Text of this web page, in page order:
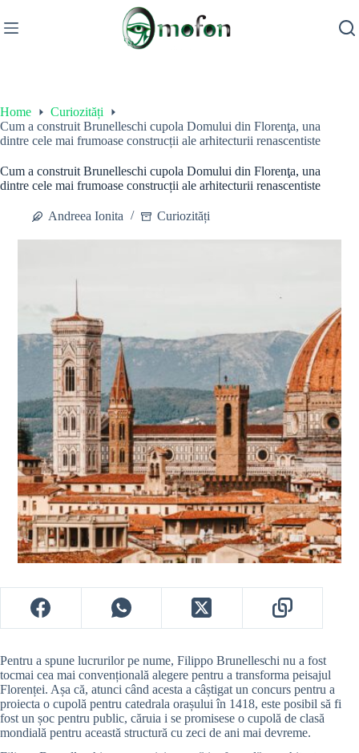
to
content
Home
Curiozități
Cum a construit Brunelleschi cupola Domului din Florenţa, una
dintre cele mai frumoase construcții ale arhitecturii renascentiste
Cum a construit Brunelleschi cupola Domului din Florenţa, una
dintre cele mai frumoase construcții ale arhitecturii renascentiste
Andreea Ionita Curiozități
Pentru a spune lucrurilor pe nume, Filippo Brunelleschi nu a fost
tocmai cea mai convențională alegere pentru a transforma peisajul
Florenței. Așa că, atunci când acesta a câștigat un concurs pentru a
proiecta o cupolă pentru catedrala orașului în 1418, este posibil să fi
fost un șoc pentru public, căruia i se promisese o cupolă de clasă
mondială pentru această structură cu zeci de ani mai devreme.